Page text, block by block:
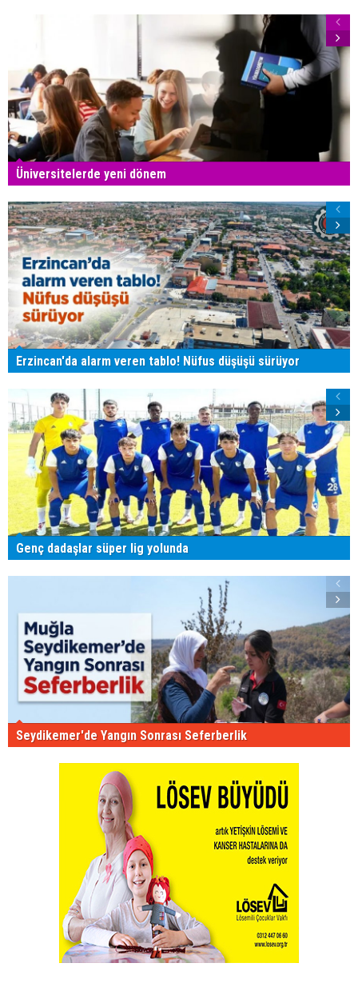
Üniversitelerde yeni dönem
Erzincan'da alarm veren tablo! Nüfus düşüşü sürüyor
Genç dadaşlar süper lig yolunda
Seydikemer'de Yangın Sonrası Seferberlik